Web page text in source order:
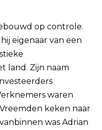
op controle.
eigenaar van een
land. Zijn naam
waren
keken naar
was Adrian